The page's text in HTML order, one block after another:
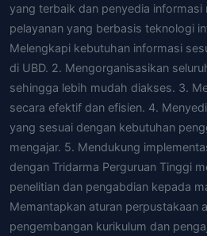
yang terbaik dan penyedia informasi
pelayanan yang berbasis teknologi
Melengkapi kebutuhan informasi
di UBD. 2. Mengorganisasikan
sehingga lebih mudah diakses. 3.
secara efektif dan efisien. 4.
yang sesuai dengan kebutuhan
mengajar. 5. Mendukung
dengan Tridarma Perguruan Tinggi
penelitian dan pengabdian kepada
Memantapkan aturan perpustakaan
pengembangan kurikulum dan